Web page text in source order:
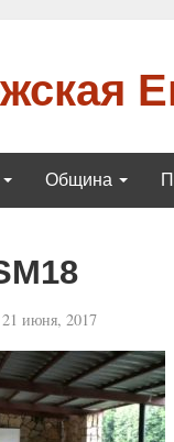
Община
июня, 2017